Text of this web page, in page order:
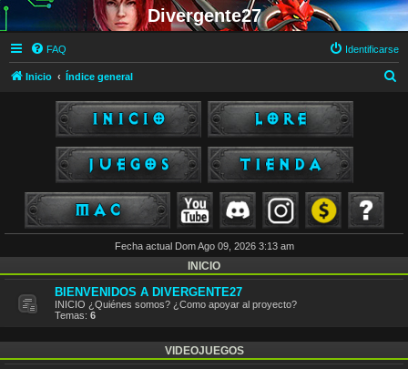
Divergente27
FAQ Identificarse
Inicio Índice general
Fecha actual Dom Ago 09, 2026 3:13 am
INICIO
BIENVENIDOS A DIVERGENTE27
INICIO ¿Quiénes somos? ¿Como apoyar al proyecto?
Temas: 6
VIDEOJUEGOS